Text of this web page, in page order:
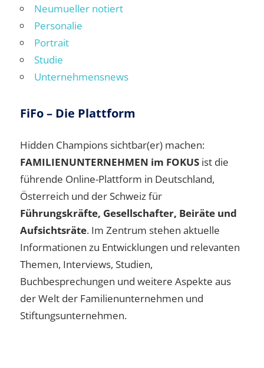
Neumueller notiert
Personalie
Portrait
Studie
Unternehmensnews
FiFo – Die Plattform
Hidden Champions sichtbar(er) machen:
FAMILIENUNTERNEHMEN im FOKUS ist die
führende Online-Plattform in Deutschland,
Österreich und der Schweiz für
Führungskräfte, Gesellschafter, Beiräte und
Aufsichtsräte. Im Zentrum stehen aktuelle
Informationen zu Entwicklungen und relevanten
Themen, Interviews, Studien,
Buchbesprechungen und weitere Aspekte aus
der Welt der Familienunternehmen und
Stiftungsunternehmen.